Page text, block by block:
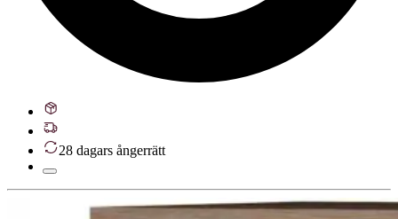
28 dagars ångerrätt